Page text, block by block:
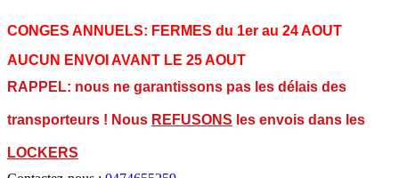
CONGES ANNUELS: FERMES du 1er au 24 AOUT
AUCUN ENVOI AVANT LE 25 AOUT
RAPPEL: nous ne garantissons pas les délais des
transporteurs ! Nous REFUSONS les envois dans les
LOCKERS